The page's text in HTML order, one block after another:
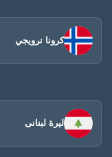
كرونا نرويجي
ليرة لبنانى